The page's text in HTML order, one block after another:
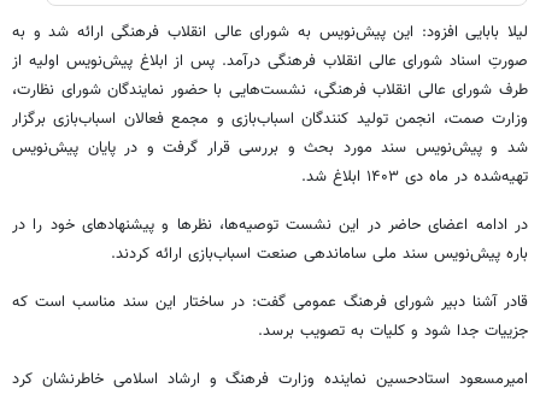
لیلا بابایی افزود: این پیش‌نویس ‌به شورای عالی انقلاب فرهنگی ارائه شد و به
صورتِ اسناد شورای عالی انقلاب فرهنگی درآمد. پس از ابلاغ پیش‌نویس اولیه از
طرف شورای عالی انقلاب فرهنگی، نشست‌هایی با حضور نمایندگان شورای نظارت،
وزارت صمت، انجمن تولید کنندگان اسباب‌بازی و مجمع فعالان اسباب‌بازی برگزار
شد و پیش‌نویس سند مورد بحث و بررسی قرار گرفت و در پایان پیش‌نویس
تهیه‌شده در ماه دی ۱۴۰۳ ابلاغ شد.
در ادامه اعضای حاضر در این نشست توصیه‌ها، نظرها و پیشنهادهای خود را در
باره پیش‌نویس سند ملی ساماندهی صنعت اسباب‌بازی ارائه کردند.
قادر آشنا دبیر شورای فرهنگ عمومی گفت: در ساختار این سند مناسب است که
جزییات جدا شود و کلیات به تصویب برسد.
امیرمسعود استادحسین نماینده وزارت فرهنگ و ارشاد اسلامی خاطرنشان کرد